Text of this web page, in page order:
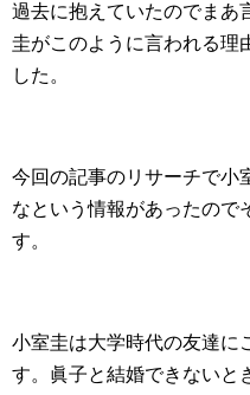
過去に抱えていたのでまあ
圭がこのように言われる理
した。
今回の記事のリサーチで小
なという情報があったので
す。
小室圭は大学時代の友達に
す。眞子と結婚できないと